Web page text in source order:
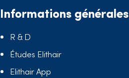
Informations générales
R & D
Études Elithair
Elithair App